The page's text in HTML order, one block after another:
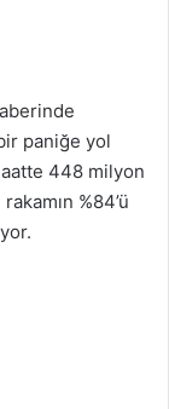
paniğe yol
448 milyon
%84’ü